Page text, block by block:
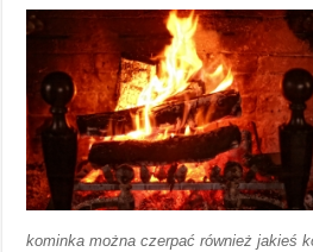
kominka można czerpać również jakieś